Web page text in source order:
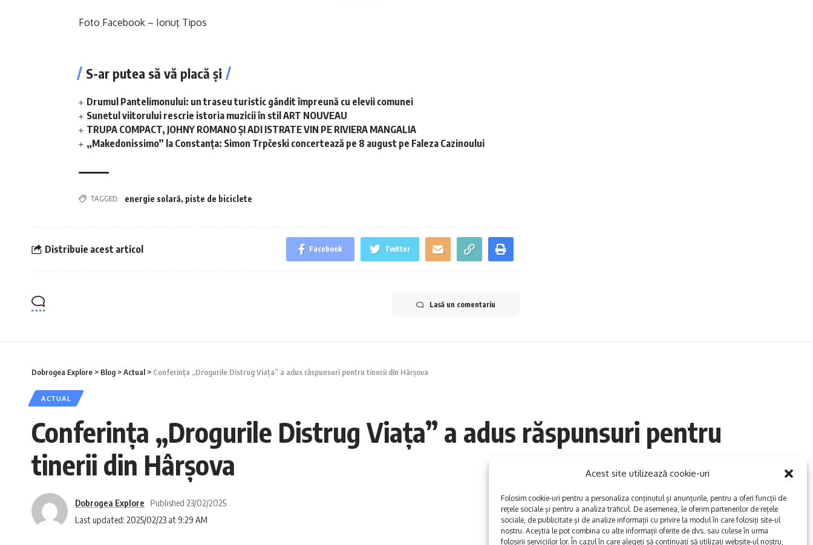
Acest site utilizează cookie-uri
Folosim cookie-uri pentru a personaliza conținutul și anunțurile, pentru a oferi funcții de
rețele sociale și pentru a analiza traficul. De asemenea, le oferim partenerilor de rețele
sociale, de publicitate și de analize informații cu privire la modul în care folosiți site-ul
nostru. Aceștia le pot combina cu alte informații oferite de dvs. sau culese în urma
folosirii serviciilor lor. În cazul în care alegeți să continuați să utilizați website-ul nostru,
Foto Facebook – Ionuţ Tipos
S-ar putea să vă placă și
Drumul Pantelimonului: un traseu turistic gândit împreună cu elevii comunei
Sunetul viitorului rescrie istoria muzicii în stil ART NOUVEAU
TRUPA COMPACT, JOHNY ROMANO ȘI ADI ISTRATE VIN PE RIVIERA MANGALIA
„Makedonissimo” la Constanța: Simon Trpčeski concertează pe 8 august pe Faleza Cazinoului
TAGGED: energie solară, piste de biciclete
Distribuie acest articol Facebook Twitter
Lasă un comentariu
Dobrogea Explore > Blog >Actual > Conferința „Drogurile Distrug Viața” a adus răspunsuri pentru tinerii din Hârșova
ACTUAL
Conferința „Drogurile Distrug Viața” a adus răspunsuri pentru
tinerii din Hârșova
Last updated: 2025/02/23 at 9:29 AM
Dobrogea Explore Published 23/02/2025
Share 2 Min Read